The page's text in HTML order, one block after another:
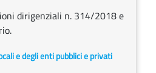
dirigenziali n. 314/2018 e
e degli enti pubblici e privati